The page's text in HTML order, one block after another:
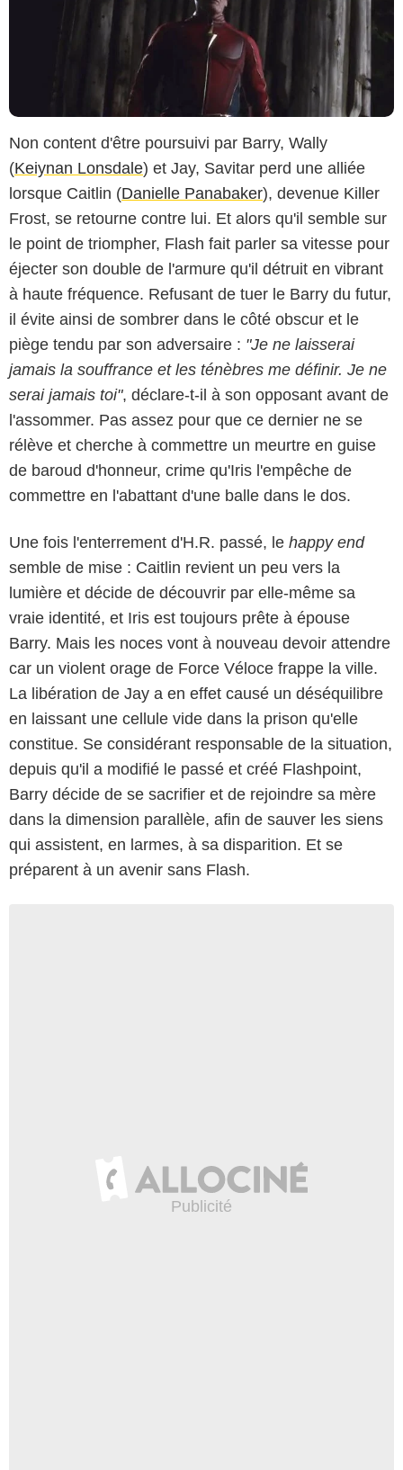
Non content d'être poursuivi par Barry, Wally
(Keiynan Lonsdale) et Jay, Savitar perd une alliée
lorsque Caitlin (Danielle Panabaker), devenue Killer
Frost, se retourne contre lui. Et alors qu'il semble sur
le point de triompher, Flash fait parler sa vitesse pour
éjecter son double de l'armure qu'il détruit en vibrant
à haute fréquence. Refusant de tuer le Barry du futur,
il évite ainsi de sombrer dans le côté obscur et le
piège tendu par son adversaire : "Je ne laisserai
jamais la souffrance et les ténèbres me définir. Je ne
serai jamais toi", déclare-t-il à son opposant avant de
l'assommer. Pas assez pour que ce dernier ne se
rélève et cherche à commettre un meurtre en guise
de baroud d'honneur, crime qu'Iris l'empêche de
commettre en l'abattant d'une balle dans le dos.
Une fois l'enterrement d'H.R. passé, le happy end
semble de mise : Caitlin revient un peu vers la
lumière et décide de découvrir par elle-même sa
vraie identité, et Iris est toujours prête à épouse
Barry. Mais les noces vont à nouveau devoir attendre
car un violent orage de Force Véloce frappe la ville.
La libération de Jay a en effet causé un déséquilibre
en laissant une cellule vide dans la prison qu'elle
constitue. Se considérant responsable de la situation,
depuis qu'il a modifié le passé et créé Flashpoint,
Barry décide de se sacrifier et de rejoindre sa mère
dans la dimension parallèle, afin de sauver les siens
qui assistent, en larmes, à sa disparition. Et se
préparent à un avenir sans Flash.